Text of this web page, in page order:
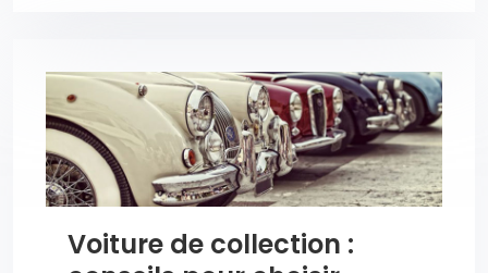
Voiture de collection :